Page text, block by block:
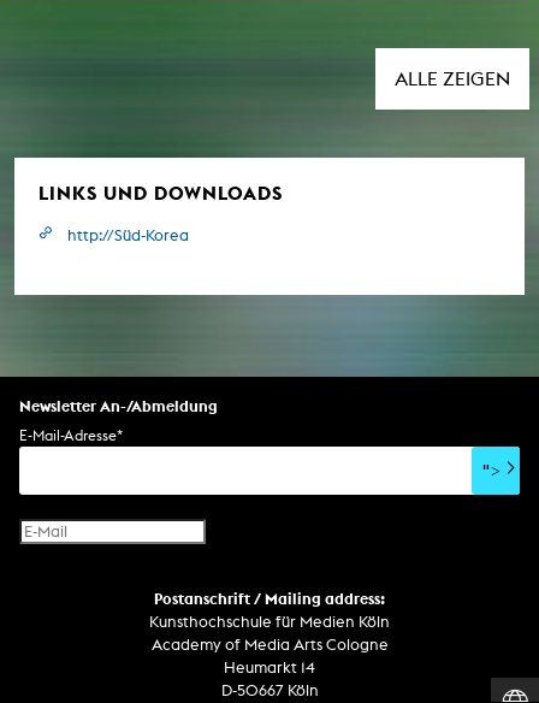
ALLE ZEIGEN
LINKS UND DOWNLOADS
http://Süd-Korea
Newsletter An-/Abmeldung
E-Mail-Adresse*
">
Postanschrift / Mailing address:
Kunsthochschule für Medien Köln
Academy of Media Arts Cologne
Heumarkt 14
D-50667 Köln